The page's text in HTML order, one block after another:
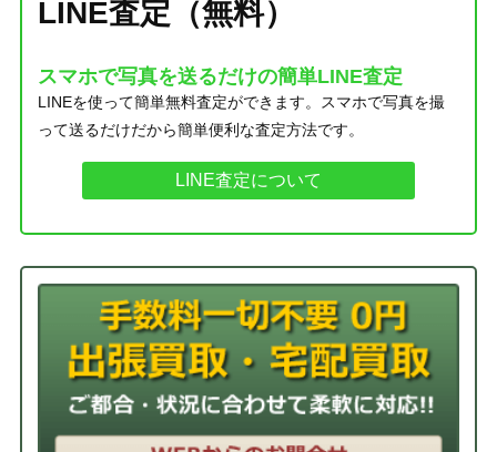
LINE査定（無料）
スマホで写真を送るだけの簡単LINE査定
LINEを使って簡単無料査定ができます。スマホで写真を撮
って送るだけだから簡単便利な査定方法です。
LINE査定について